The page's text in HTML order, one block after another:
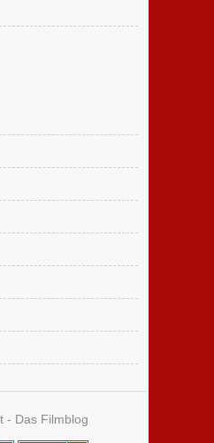
- Das Filmblog